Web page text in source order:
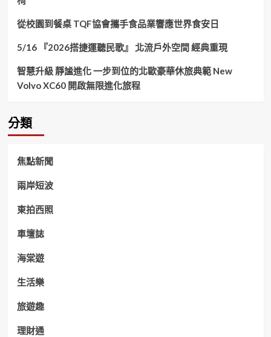
從校園到餐桌 TQF協會攜手食品業響應世界食安日
5/16 『2026搭捷運聽民歌』 北流戶外空間 經典重現
智慧升級 靜謐進化 一步到位的北歐豪華休旅典範 New
Volvo XC60 開啟無限進化旅程
分類
焦點新聞
兩岸短波
東拍西照
車壇誌
海棠遊
生活樂
旅遊趣
理財通